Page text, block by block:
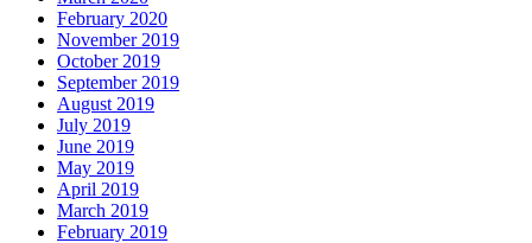
February 2020
November 2019
October 2019
September 2019
August 2019
July 2019
June 2019
May 2019
April 2019
March 2019
February 2019